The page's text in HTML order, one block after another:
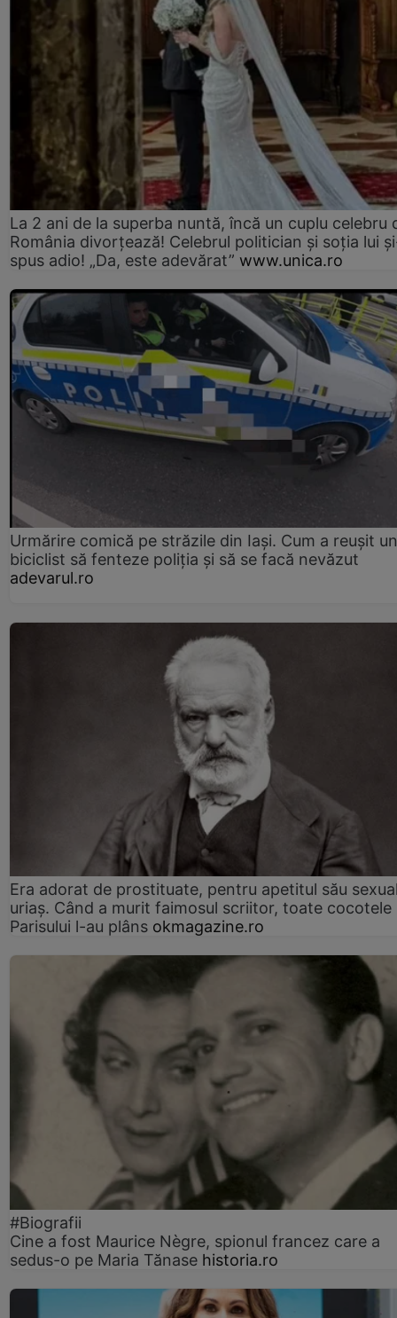
La 2 ani de la superba nuntă, încă un cuplu celebru
România divorțează! Celebrul politician și soția lui
spus adio! „Da, este adevărat” www.unica.ro
Urmărire comică pe străzile din Iași. Cum a reușit un
biciclist să fenteze poliția și să se facă nevăzut
adevarul.ro
Era adorat de prostituate, pentru apetitul său
uriaș. Când a murit faimosul scriitor, toate cocotele
Parisului l-au plâns okmagazine.ro
#Biografii
Cine a fost Maurice Nègre, spionul francez care a
sedus-o pe Maria Tănase historia.ro